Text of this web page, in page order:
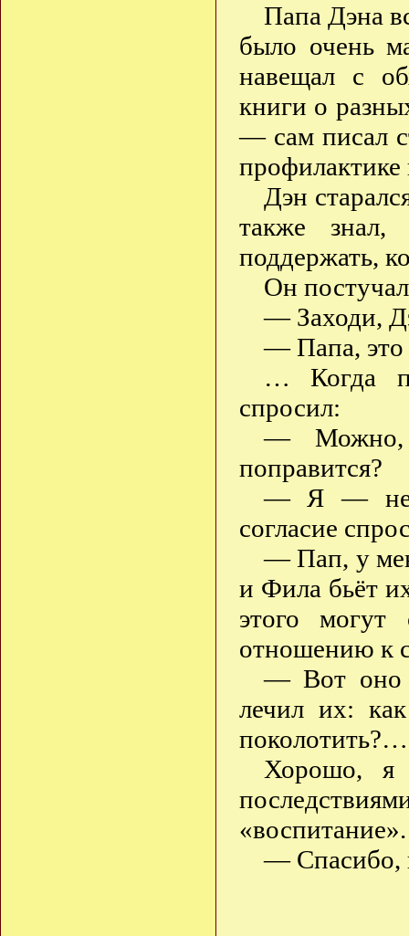
Папа Дэна
было очень
навещал с
книги о
— сам писал
профилактике
Дэн
также
поддержать,
Он
— Заходи,
— Папа,
… Когда
спросил:
— Можно,
поправится?
— Я — не
согласие
— Пап, у
и Фила бьёт
этого
отношению к
— Вот оно
лечил их:
поколотить?…
Хорошо, я
«воспитание».
— Спасибо,